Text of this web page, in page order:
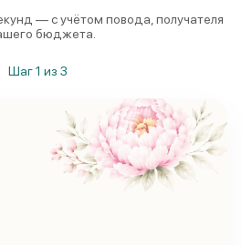
— с учётом повода, получателя
бюджета.
Шаг1 из 3